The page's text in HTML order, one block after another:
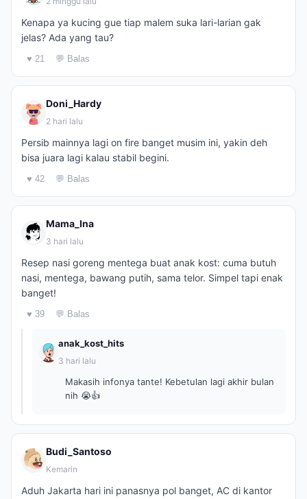
Kenapa ya kucing gue tiap malem suka lari-larian gak
jelas? Ada yang tau?
♥ 21 💬 Balas
Doni_Hardy
2 hari lalu
Persib mainnya lagi on fire banget musim ini, yakin deh
bisa juara lagi kalau stabil begini.
♥ 42 💬 Balas
Mama_Ina
3 hari lalu
Resep nasi goreng mentega buat anak kost: cuma butuh
nasi, mentega, bawang putih, sama telor. Simpel tapi enak
banget!
♥ 39 💬 Balas
anak_kost_hits
3 hari lalu
Makasih infonya tante! Kebetulan lagi akhir bulan
nih 😭👍
Budi_Santoso
Kemarin
Aduh Jakarta hari ini panasnya pol banget, AC di kantor